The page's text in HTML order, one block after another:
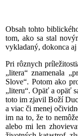
Obsah tohto
tom, ako sa stal
vykladaný, dokonca
Pri rôznych
„litera“ znamenala
Slove“. Potom ako
„literu“. Opäť a opäť
toto im zjavil Boží
a viac či menej
im na to, že to
alebo mi len